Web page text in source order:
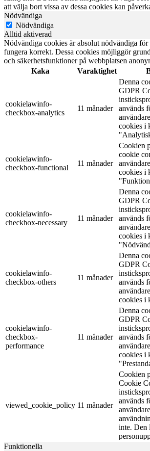
att välja bort vissa av dessa cookies kan
Nödvändiga
Nödvändiga
Alltid aktiverad
Nödvändiga cookies är absolut nödvändiga för
fungera korrekt. Dessa cookies möjliggör
och säkerhetsfunktioner på webbplatsen
Kaka
Varaktighet
cookielawinfo-
checkbox-analytics
11 månader
Denna
GDPR
används
cookies i
cookielawinfo-
checkbox-functional
11 månader
Cookien
cookie
cookies i
cookielawinfo-
checkbox-necessary
11 månader
Denna
GDPR
används
cookies i
cookielawinfo-
checkbox-others
11 månader
Denna
GDPR
används
cookies i
cookielawinfo-
checkbox-
performance
11 månader
Denna
GDPR
används
cookies i
viewed_cookie_policy 11 månader
Cookien
Cookie
används
inte. Den
Funktionella